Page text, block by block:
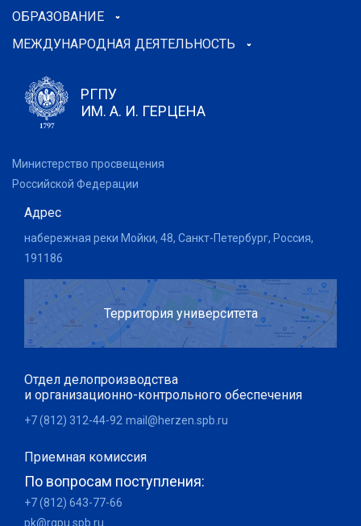
ОБРАЗОВАНИЕ
МЕЖДУНАРОДНАЯ ДЕЯТЕЛЬНОСТЬ
РГПУ
ИМ. А. И. ГЕРЦЕНА
Министерство просвещения
Российской Федерации
Адрес
набережная реки Мойки, 48, Санкт-Петербург, Россия,
191186
Территория университета
Отдел делопроизводства
и организационно-контрольного обеспечения
+7 (812) 312-44-92 mail@herzen.spb.ru
Приемная комиссия
По вопросам поступления:
+7 (812) 643-77-66
pk@rgpu.spb.ru